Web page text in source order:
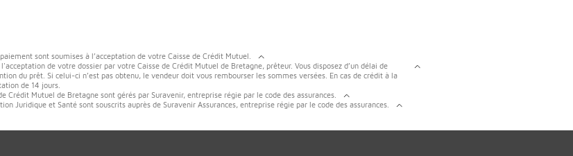
sont soumises à l’acceptation de votre Caisse de Crédit Mutuel.
de votre dossier par votre Caisse de Crédit Mutuel de Bretagne, prêteur. Vous disposez d’un délai de
du prêt. Si celui-ci n’est pas obtenu, le vendeur doit vous rembourser les sommes versées. En cas de crédit à la
de 14 jours.
Crédit Mutuel de Bretagne sont gérés par Suravenir, entreprise régie par le code des assurances.
Juridique et Santé sont souscrits auprès de Suravenir Assurances, entreprise régie par le code des assurances.